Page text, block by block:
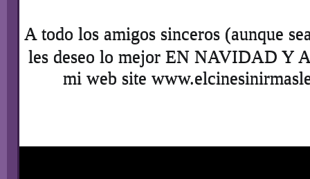
les deseo lo mejor EN NAVIDAD Y
mi web site